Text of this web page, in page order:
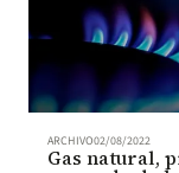
ARCHIVO02/08/2022
Gas natural,